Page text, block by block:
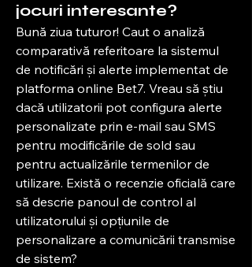
jocuri interesante?
Bună ziua tuturor! Caut o analiză
comparativă referitoare la sistemul
de notificări și alerte implementat de
platforma online Bet7. Vreau să știu
dacă utilizatorii pot configura alerte
personalizate prin e-mail sau SMS
pentru modificările de sold sau
pentru actualizările termenilor de
utilizare. Există o recenzie oficială care
să descrie panoul de control al
utilizatorului și opțiunile de
personalizare a comunicării transmise
de sistem?